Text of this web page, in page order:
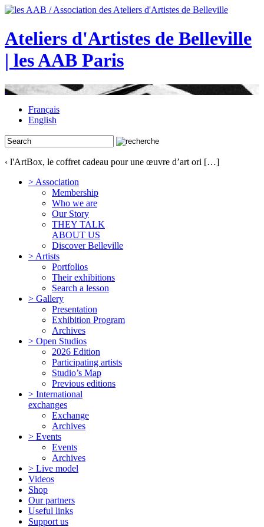
Ateliers d'Artistes de Belleville
| les AAB Paris
Français
English
‹ l'ArtBox, le coffret cadeau pour une œuvre d’art ori […]
> Association
Membership
Who we are
Our Story
THEY TALK
ABOUT US
Discover Belleville
> Artists
Portfolios
Their exhibitions
Search a lesson
> Gallery
Presentation
Exhibition Program
Archives
> Open Studios
2026 Edition
Participating artists
Studio’s Map
Previous editions
> International
exchanges
Exchange
Archives
> Events
Events
Archives
> Live model
Videos
Shop
Our partners
Useful links
Support us